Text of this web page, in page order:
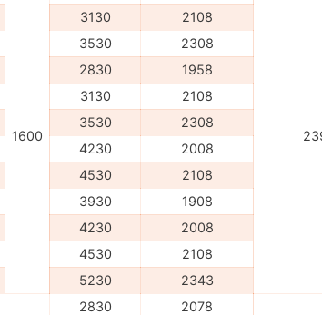
1600
3130 2108
3530 2308
2830 1958
3130 2108
3530 2308
4230 2008
4530 2108
3930 1908
4230 2008
4530 2108
5230 2343
2830 2078